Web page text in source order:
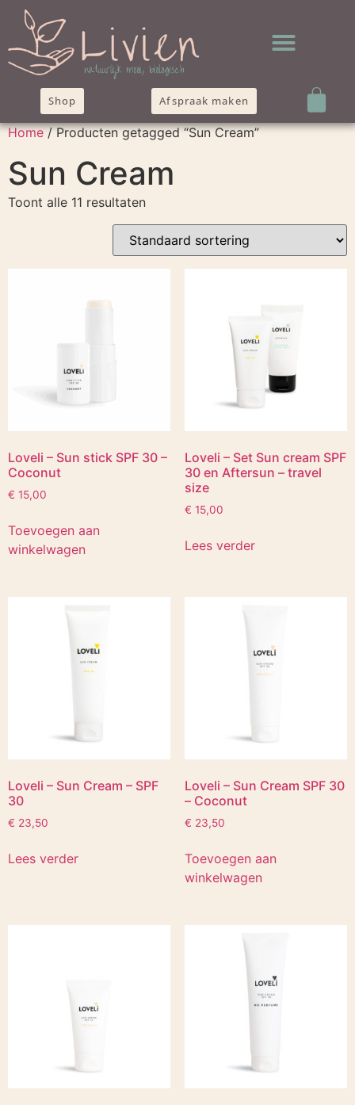
Shop Afspraak maken
Home/ Producten getagged “Sun Cream”
Sun Cream
Toont alle 11 resultaten
Loveli – Sun stick SPF 30 –
Coconut
€ 15,00
Toevoegen aan
winkelwagen
Loveli – Set Sun cream SPF
30 en Aftersun – travel
size
€ 15,00
Lees verder
Loveli – Sun Cream – SPF
30
€ 23,50
Lees verder
Loveli – Sun Cream SPF 30
– Coconut
€ 23,50
Toevoegen aan
winkelwagen